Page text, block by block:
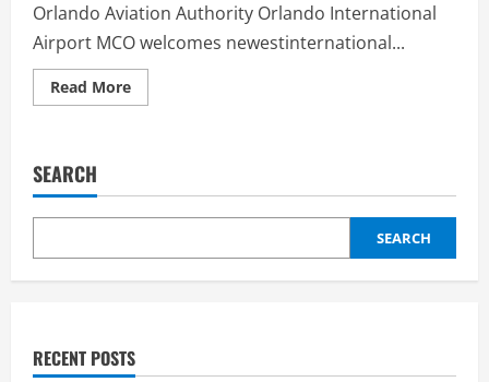
Orlando Aviation Authority Orlando International
Airport MCO welcomes newestinternational...
Read MoreRead
more
Aerobus
Mexico
đầu
vé
Orlando
đến
SEARCH
SEARCH
RECENT POSTS